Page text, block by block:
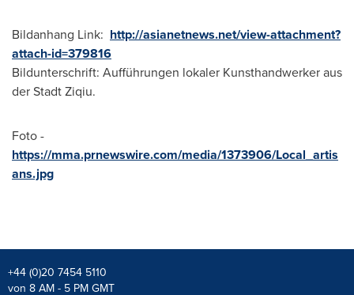
Bildanhang Link: http://asianetnews.net/view-attachment?
attach-id=379816
Bildunterschrift: Aufführungen lokaler Kunsthandwerker aus
der Stadt Ziqiu.
Foto -
https://mma.prnewswire.com/media/1373906/Local_artis
ans.jpg
+44 (0)20 7454 5110
von 8 AM - 5 PM GMT